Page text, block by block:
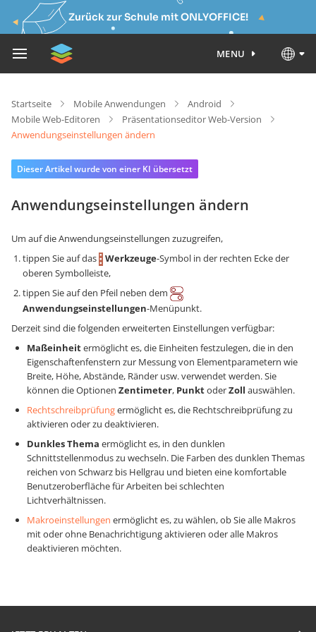
Zurück zur Schule mit ONLYOFFICE!
MENU
Startseite Mobile Anwendungen
Android
Mobile Web-Editoren
Präsentationseditor Web-Version
Anwendungseinstellungen ändern
Dieser Artikel wurde von einer KI übersetzt
Anwendungseinstellungen ändern
Um auf die Anwendungseinstellungen zuzugreifen,
tippen Sie auf das
Werkzeuge-Symbol in der rechten Ecke der
oberen Symbolleiste,
tippen Sie auf den Pfeil neben dem
Anwendungseinstellungen-Menüpunkt.
Derzeit sind die folgenden erweiterten Einstellungen verfügbar:
Maßeinheitermöglicht es, die Einheiten festzulegen, die in den
Eigenschaftenfenstern zur Messung von Elementparametern wie
Breite, Höhe, Abstände, Ränder usw. verwendet werden. Sie
können die Optionen Zentimeter, PunktoderZoll auswählen.
Rechtschreibprüfungermöglicht es, die Rechtschreibprüfung zu
aktivieren oder zu deaktivieren.
Dunkles Thema ermöglicht es, in den dunklen
Schnittstellenmodus zu wechseln. Die Farben des dunklen Themas
reichen von Schwarz bis Hellgrau und bieten eine komfortable
Benutzeroberfläche für Arbeiten bei schlechten
Lichtverhältnissen.
Makroeinstellungen ermöglicht es, zu wählen, ob Sie alle Makros
mit oder ohne Benachrichtigung aktivieren oder alle Makros
deaktivieren möchten.